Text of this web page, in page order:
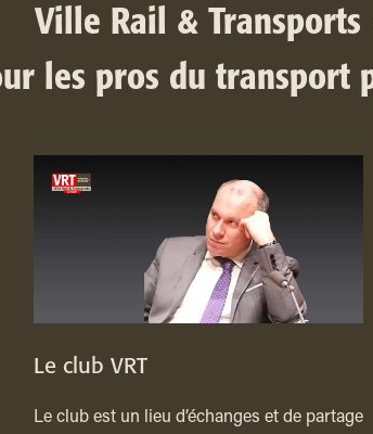
Ville Rail & Transports
les pros du transport
Le club VRT
Le club est un lieu d’échanges et de partage